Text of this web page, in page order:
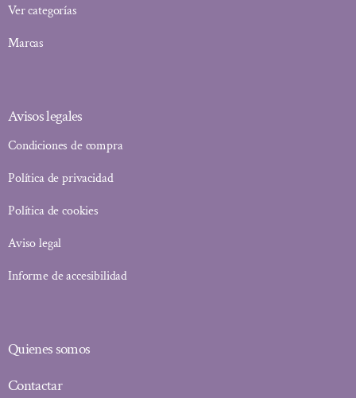
Ver categorías
Marcas
Avisos legales
Condiciones de compra
Política de privacidad
Política de cookies
Aviso legal
Informe de accesibilidad
Quienes somos
Contactar